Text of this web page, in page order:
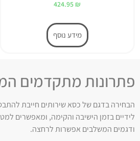
דורג
5.00
424.95 ₪
מידע נוסף
פתרונות מתקדמים
הבחירה בדגם של כסא שירותים חייבת
לידיים בזמן הישיבה והקימה, ומאפשרים
ודגמים המשלבים אפשרות לרחצה.